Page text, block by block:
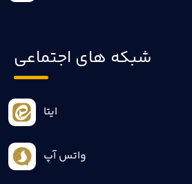
شبکه های اجتماعی
ایتا
واتس آپ